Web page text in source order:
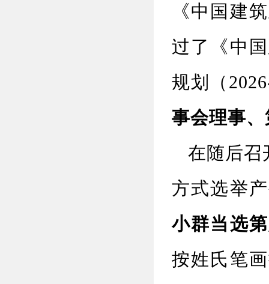
《中国建
过了《中
规划（
事会理事
在随后召
方式选举
小群当选
按姓氏笔